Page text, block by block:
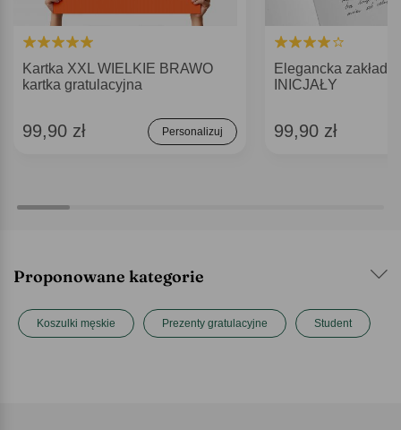
Kartka XXL WIELKIE BRAWO
kartka gratulacyjna
99,90 zł Personalizuj
Elegancka
INICJAŁY
99,90 zł
Proponowane kategorie
Koszulki męskie Prezenty gratulacyjne Student